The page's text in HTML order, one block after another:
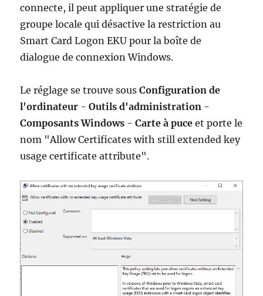
connecte, il peut appliquer une stratégie de
groupe locale qui désactive la restriction au
Smart Card Logon EKU pour la boîte de
dialogue de connexion Windows.
Le réglage se trouve sousConfiguration de
l'ordinateur -Outils d'administration -
Composants Windows -Carte à puce et porte le
nom "Allow Certificates with still extended key
usage certificate attribute".